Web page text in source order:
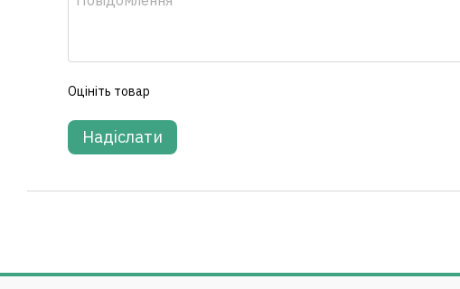
Оцініть товар
Надіслати